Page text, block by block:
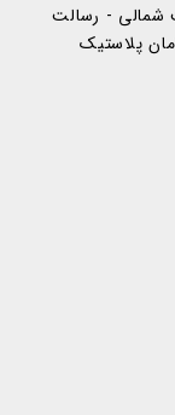
شمالی - رسالت
پیشگامان پلاستیک